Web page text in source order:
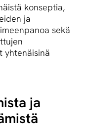
konseptia,
ja
sekä
yhtenäisinä
ja